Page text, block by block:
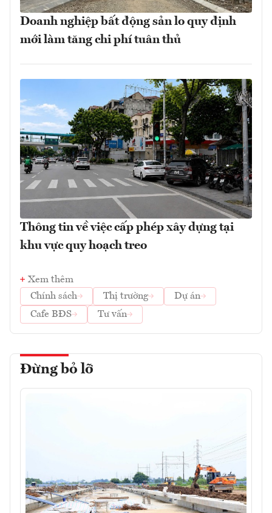
Doanh nghiệp bất động sản lo quy định
mới làm tăng chi phí tuân thủ
Thông tin về việc cấp phép xây dựng tại
khu vực quy hoạch treo
Xem thêm
Chính sách
Thị trường
Dự án
Cafe BĐS
Tư vấn
Đừng bỏ lỡ